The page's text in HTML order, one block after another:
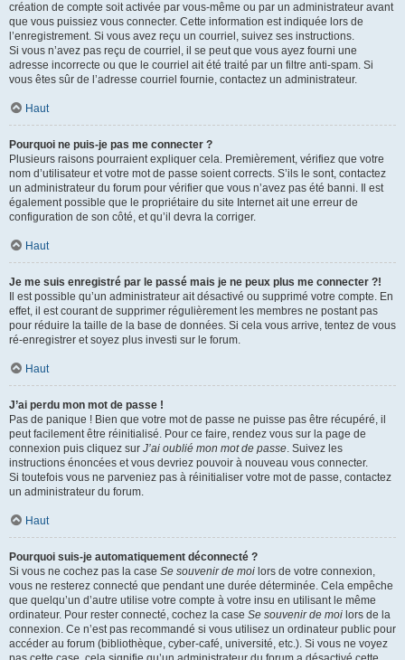
création de compte soit activée par vous-même ou par un administrateur avant
que vous puissiez vous connecter. Cette information est indiquée lors de
l’enregistrement. Si vous avez reçu un courriel, suivez ses instructions.
Si vous n’avez pas reçu de courriel, il se peut que vous ayez fourni une
adresse incorrecte ou que le courriel ait été traité par un filtre anti-spam. Si
vous êtes sûr de l’adresse courriel fournie, contactez un administrateur.
Haut
Pourquoi ne puis-je pas me connecter ?
Plusieurs raisons pourraient expliquer cela. Premièrement, vérifiez que votre
nom d’utilisateur et votre mot de passe soient corrects. S’ils le sont, contactez
un administrateur du forum pour vérifier que vous n’avez pas été banni. Il est
également possible que le propriétaire du site Internet ait une erreur de
configuration de son côté, et qu’il devra la corriger.
Haut
Je me suis enregistré par le passé mais je ne peux plus me connecter ?!
Il est possible qu’un administrateur ait désactivé ou supprimé votre compte. En
effet, il est courant de supprimer régulièrement les membres ne postant pas
pour réduire la taille de la base de données. Si cela vous arrive, tentez de vous
ré-enregistrer et soyez plus investi sur le forum.
Haut
J’ai perdu mon mot de passe !
Pas de panique ! Bien que votre mot de passe ne puisse pas être récupéré, il
peut facilement être réinitialisé. Pour ce faire, rendez vous sur la page de
connexion puis cliquez sur J’ai oublié mon mot de passe. Suivez les
instructions énoncées et vous devriez pouvoir à nouveau vous connecter.
Si toutefois vous ne parveniez pas à réinitialiser votre mot de passe, contactez
un administrateur du forum.
Haut
Pourquoi suis-je automatiquement déconnecté ?
Si vous ne cochez pas la case Se souvenir de moi lors de votre connexion,
vous ne resterez connecté que pendant une durée déterminée. Cela empêche
que quelqu’un d’autre utilise votre compte à votre insu en utilisant le même
ordinateur. Pour rester connecté, cochez la case Se souvenir de moi lors de la
connexion. Ce n’est pas recommandé si vous utilisez un ordinateur public pour
accéder au forum (bibliothèque, cyber-café, université, etc.). Si vous ne voyez